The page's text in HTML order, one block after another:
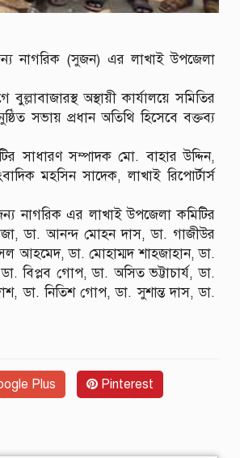
নাগরিক (সুজন) এর লাখাই উপজেলা
অস্থায়ী কার্যালয়ে সমিতির
সভায় প্রধান অতিথি হিসেবে বক্তব্য
সাধারণ সম্পাদক মো. বাহার উদ্দিন,
মহসিন সাদেক, লাখাই রিপোর্টার্স
নাগরিক এর লাখাই উপজেলা কমিটির
ডা. আনন্দ মোহন দাস, ডা. গাজীউর
আহমেদ, ডা. মোহাম্মদ শাহজাহান, ডা.
বিপ্লব গোপ, ডা. অসিত ভট্টাচার্য, ডা.
ডা. নিতিশ গোপ, ডা. সুশান্ত দাস, ডা.
Plus Pinterest